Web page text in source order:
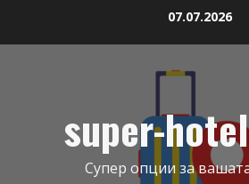
07.07.2026
super-
Супер опции за